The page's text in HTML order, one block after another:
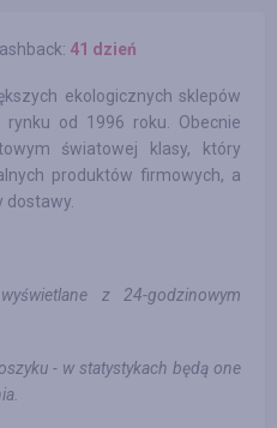
41 dzień
ekologicznych sklepów
od 1996 roku. Obecnie
światowej klasy, który
produktów firmowych, a
dostawy.
z 24-godzinowym
- w statystykach będą one